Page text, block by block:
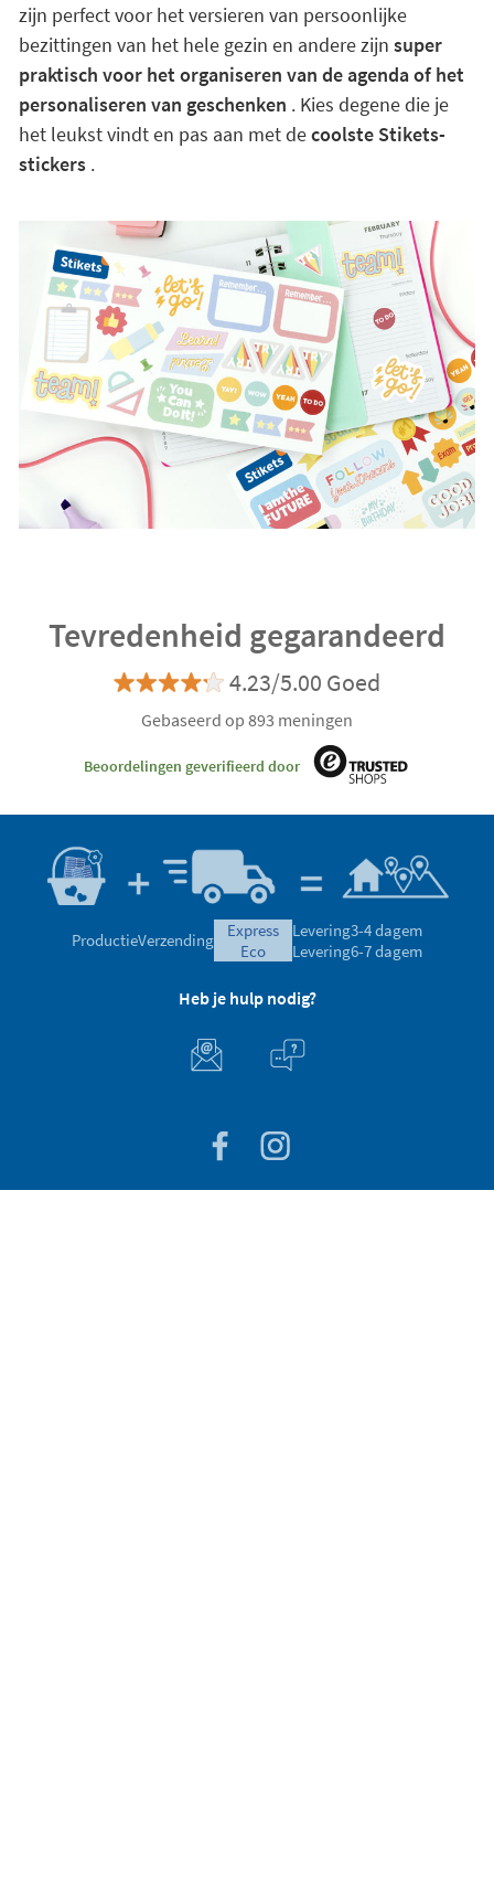
zijn perfect voor het versieren van persoonlijke
bezittingen van het hele gezin en andere zijn super
praktisch voor het organiseren van de agenda of het
personaliseren van geschenken . Kies degene die je
het leukst vindt en pas aan met decoolste Stikets-
stickers.
Tevredenheid gegarandeerd
4.23/5.00 Goed
Gebaseerd op 893 meningen
Beoordelingen geverifieerd door
ProductieVerzending
express
eco
Levering3-4 dagem
Levering6-7 dagem
Heb je hulp nodig?